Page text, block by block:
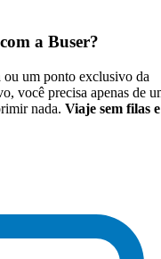
a Buser?
ou um ponto exclusivo da
você precisa apenas de
nada. Viaje sem filas e